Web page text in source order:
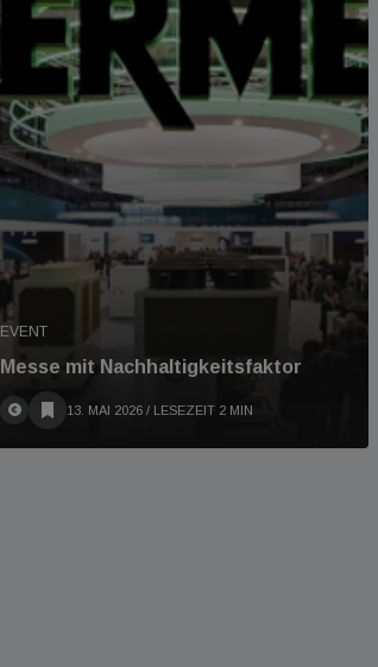
EVENT
Messe mit Nachhaltigkeitsfaktor
13. MAI 2026 / LESEZEIT 2 MIN